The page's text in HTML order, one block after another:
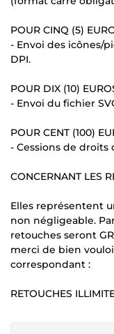
POUR CINQ (5)
- Envoi des icônes/
DPI.
POUR DIX (10)
- Envoi du fichier
POUR CENT (100)
- Cessions de droits
CONCERNANT LES
Elles représentent
non négligeable.
retouches seront
merci de bien
correspondant :
RETOUCHES